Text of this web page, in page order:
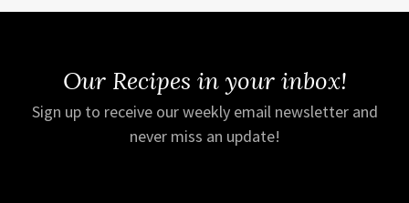
Our Recipes in your inbox!
Sign up to receive our weekly email newsletter and
never miss an update!